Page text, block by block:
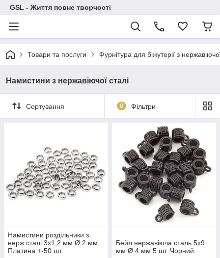
GSL - Життя повне творчості
Товари та послуги Фурнітура для біжутерії з
Намистини з нержавіючої сталі
Сортування 0 Фільтри
Намистини роздільники з
нерж.сталі 3х1,2 мм Ø 2 мм
Платина +-50 шт.
Бейл нержавіюча сталь 5х9
мм Ø 4 мм 5 шт. Чорний